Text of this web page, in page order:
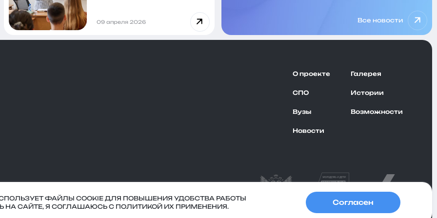
09 апреля 2026 Все новости
О проекте
СПО
Вузы
Новости
Галерея
Истории
Возможности
ФАЙЛЫ COOKIE ДЛЯ ПОВЫШЕНИЯ УДОБСТВА РАБОТЫ
НА САЙТЕ, Я СОГЛАШАЮСЬ С ПОЛИТИКОЙ ИХ ПРИМЕНЕНИЯ.
Согласен